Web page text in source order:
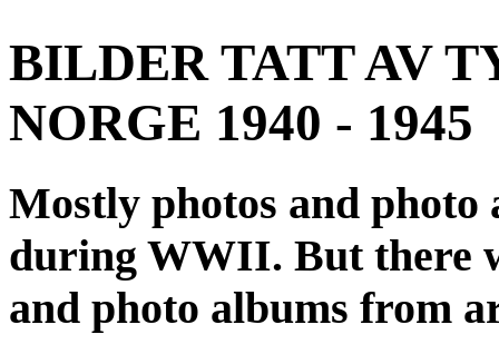
BILDER TATT AV
NORGE 1940 - 1945
Mostly photos and
during WWII. But there
and photo albums from